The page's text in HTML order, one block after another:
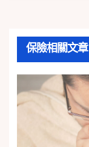
保險相關文章